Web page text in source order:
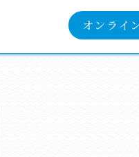
オンライ